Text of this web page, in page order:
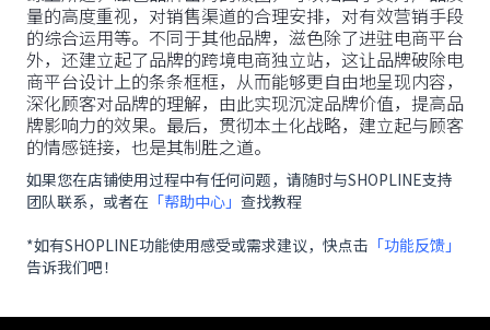
量的高度重视，对销售渠道的合理安排，对有效营销手段
的综合运用等。不同于其他品牌，滋色除了进驻电商平台
外，还建立起了品牌的跨境电商独立站，这让品牌破除电
商平台设计上的条条框框，从而能够更自由地呈现内容，
深化顾客对品牌的理解，由此实现沉淀品牌价值，提高品
牌影响力的效果。最后，贯彻本土化战略，建立起与顾客
的情感链接，也是其制胜之道。
如果您在店铺使用过程中有任何问题，请随时与SHOPLINE支持
团队联系，或者在 「帮助中心」 查找教程
*如有SHOPLINE功能使用感受或需求建议，快点击 「功能反馈」
告诉我们吧！